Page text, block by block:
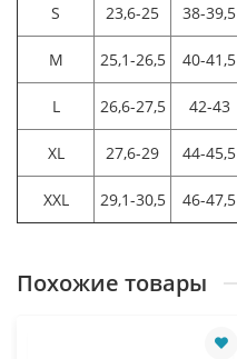
S 23,6-25 38-39,5
M 25,1-26,5 40-41,5
L 26,6-27,5 42-43
XL 27,6-29 44-45,5
XXL 29,1-30,5 46-47,5
Похожие товары